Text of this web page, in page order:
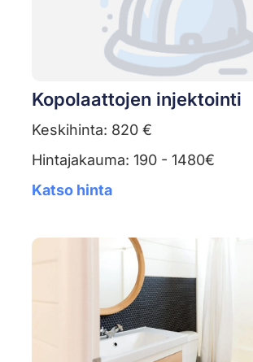
Kopolaattojen injektointi
Keskihinta: 820 €
Hintajakauma: 190 - 1480€
Katso hinta